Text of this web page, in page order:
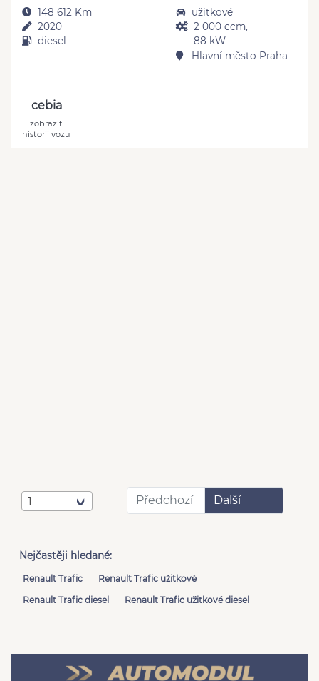
148 612 Km
2020
diesel
užitkové
2 000 ccm,
88 kW
Hlavní město Praha
cebia
zobrazit
historii vozu
1 Předchozí Další
Nejčastěji hledané:
Renault Trafic
Renault Trafic užitkové
Renault Trafic diesel
Renault Trafic užitkové diesel